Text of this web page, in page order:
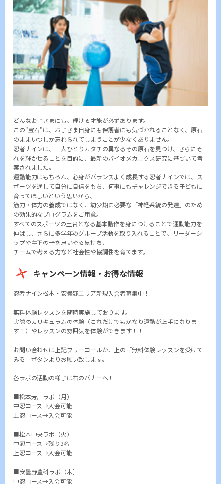
どんなお子さまにも、輝ける才能が必ずあります。
この"宝石"は、お子さま自身にも保護者にも気づかれることなく、原石
のままいつしか忘れられてしまうことが少なくありません。
忍者ナインは、一人ひとりカタチの異なるその原石を見つけ、さらにそ
れを輝かせることを目的に、最新のバイオメカニクス研究に基づいて考
案されました。
運動能力はもちろん、心身がバランスよく成長する忍者ナインでは、ス
ポーツを通して自分に自信をもち、何事にもチャレンジできる子どもに
育ってほしいという思いから、
筋力・体力の養成ではなく、幼少期に必要な「神経系統の発達」のため
の効果的なプログラムをご用意。
すべてのスポーツの土台となる基本動作を身につけることで運動能力を
伸ばし、さらに多学年のグループ活動を取り入れることで、リーダーシ
ップや年下の子を思いやる気持ち、
チームで考える力など社会性や協調性を育てます。
キャンペーン情報・お得な情報
忍者ナイン松本・安曇野エリア新規入会者募集中！
無料体験レッスンを随時実施しております。
実際のカリキュラムの体験（これだけでもかなり運動が上手になりま
す！）やレッスンの雰囲気を体験ができます！！
お問い合わせは上記フリーコールか、上の「無料体験レッスンを受けて
みる」ボタンよりお願い致します。
各ラボの活動の様子は右のバナーへ！
■松本芳川ラボ（月）
中忍コース→入会可能
上忍コース→入会可能
■松本中央ラボ（火）
中忍コース→残り3名
上忍コース→入会可能
■安曇野豊科ラボ（木）
中忍コース→入会可能